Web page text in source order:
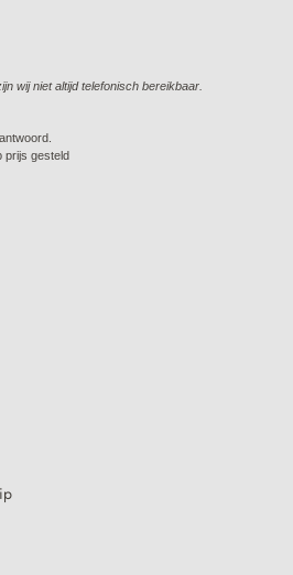
wij niet altijd telefonisch bereikbaar.
prijs gesteld